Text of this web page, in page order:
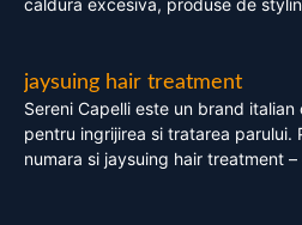
caldura excesiva, produse de
jaysuing hair treatment
Sereni Capelli este un brand
pentru ingrijirea si tratarea parului.
numara si jaysuing hair treatment –